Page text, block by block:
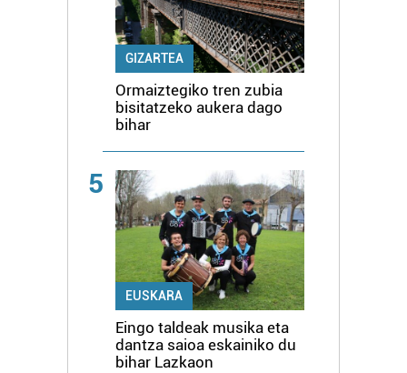
GIZARTEA
Ormaiztegiko tren zubia
bisitatzeko aukera dago
bihar
5
EUSKARA
Eingo taldeak musika eta
dantza saioa eskainiko du
bihar Lazkaon